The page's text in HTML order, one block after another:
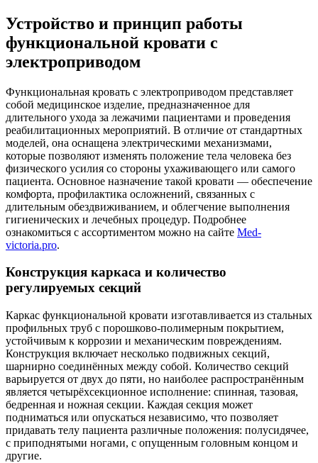
Устройство и принцип работы
функциональной кровати с
электроприводом
Функциональная кровать с электроприводом представляет
собой медицинское изделие, предназначенное для
длительного ухода за лежачими пациентами и проведения
реабилитационных мероприятий. В отличие от стандартных
моделей, она оснащена электрическими механизмами,
которые позволяют изменять положение тела человека без
физического усилия со стороны ухаживающего или самого
пациента. Основное назначение такой кровати — обеспечение
комфорта, профилактика осложнений, связанных с
длительным обездвиживанием, и облегчение выполнения
гигиенических и лечебных процедур. Подробнее
ознакомиться с ассортиментом можно на сайте Med-
victoria.pro.
Конструкция каркаса и количество
регулируемых секций
Каркас функциональной кровати изготавливается из стальных
профильных труб с порошково-полимерным покрытием,
устойчивым к коррозии и механическим повреждениям.
Конструкция включает несколько подвижных секций,
шарнирно соединённых между собой. Количество секций
варьируется от двух до пяти, но наиболее распространённым
является четырёхсекционное исполнение: спинная, тазовая,
бедренная и ножная секции. Каждая секция может
подниматься или опускаться независимо, что позволяет
придавать телу пациента различные положения: полусидячее,
с приподнятыми ногами, с опущенным головным концом и
другие.